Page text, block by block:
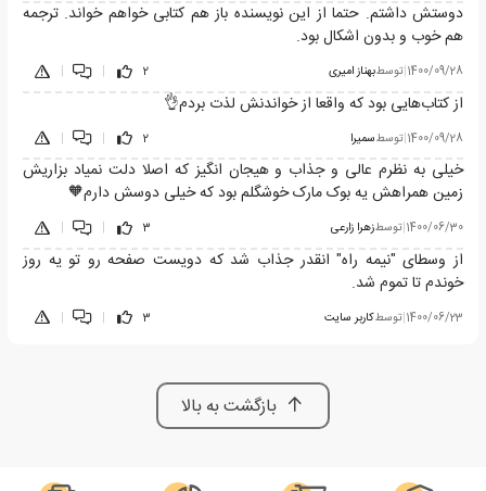
دوستش داشتم. حتما از این نویسنده باز هم کتابی خواهم خواند. ترجمه
هم خوب و بدون اشکال بود.
1400/09/28
|توسطبهناز امیری 2
|
|
از کتاب‌هایی بود که واقعا از خواندنش لذت بردم👌
1400/09/28
|توسطسمیرا 2
|
|
خیلی به نظرم عالی و جذاب و هیجان انگیز که اصلا دلت نمیاد بزاریش
زمین همراهش یه بوک مارک خوشگلم بود که خیلی دوسش دارم🧡
1400/06/30
|توسطزهرا زارعی 3
|
|
از وسطای "نیمه راه" انقدر جذاب شد که دویست صفحه رو تو یه روز
خوندم تا تموم شد.
1400/06/23
|توسطکاربر سایت 3
|
|
بازگشت به بالا